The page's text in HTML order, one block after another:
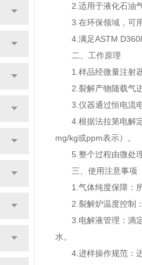
2.适用于液化石油气
3.在环保领域，可用
4.满足ASTM D3608
二、工作原理
1.样品经微量注射器
2.裂解产物随载气进
3.仪器通过恒电流电
4.根据法拉第电解定
mg/kg或ppm表示）。
5.整个过程由微处理
三、使用注意事项
1.气体纯度保障：所
2.裂解炉温度控制：
3.电解液管理：滴定
水。
4.进样操作规范：进